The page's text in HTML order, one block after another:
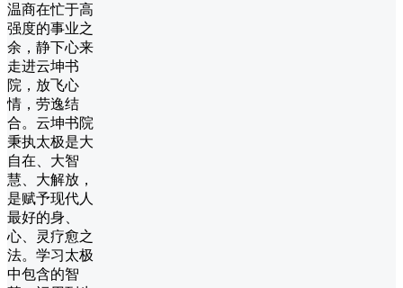
温商在忙于高
强度的事业之
余，静下心来
走进云坤书
院，放飞心
情，劳逸结
合。云坤书院
秉执太极是大
自在、大智
慧、大解放，
是赋予现代人
最好的身、
心、灵疗愈之
法。学习太极
中包含的智